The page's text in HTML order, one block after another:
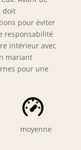
doit
pour éviter
responsabilité
intérieur avec
mariant
pour une
moyenne